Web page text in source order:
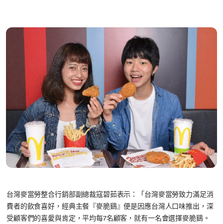
台灣麥當勞整合行銷部副總裁寇碧茹表示：「台灣麥當勞致力滿足消
費者的飲食喜好，經典主餐『麥脆鷄』便是因應台灣人口味推出，深
受顧客們的喜愛與肯定，平均每7名顧客，就有一名會選擇麥脆鷄。